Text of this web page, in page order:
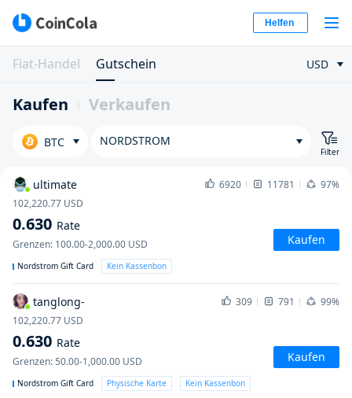
Helfen
Fiat-Handel Gutschein USD
Kaufen Verkaufen
BTC NORDSTROM
Filter
ultimate 6920 11781
97%
102,220.77 USD
0.630 Rate
Grenzen: 100.00-2,000.00 USD Kaufen
Nordstrom Gift Card Kein Kassenbon
tanglong- 309 791
99%
102,220.77 USD
0.630 Rate
Grenzen:50.00-1,000.00 USD Kaufen
Nordstrom Gift Card Physische Karte Kein Kassenbon